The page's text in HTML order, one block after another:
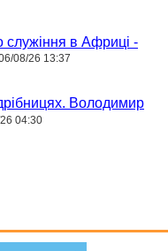
служіння в Африці -
08/26 13:37
Володимир
04:30